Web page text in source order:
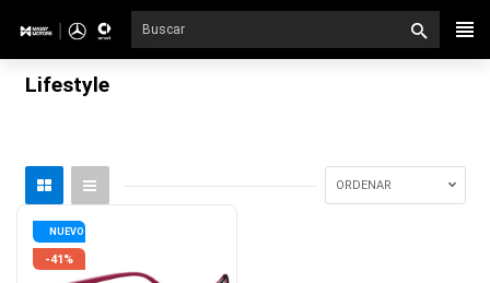
directamente
Lifestyle
ORDENAR
NUEVO
-41%